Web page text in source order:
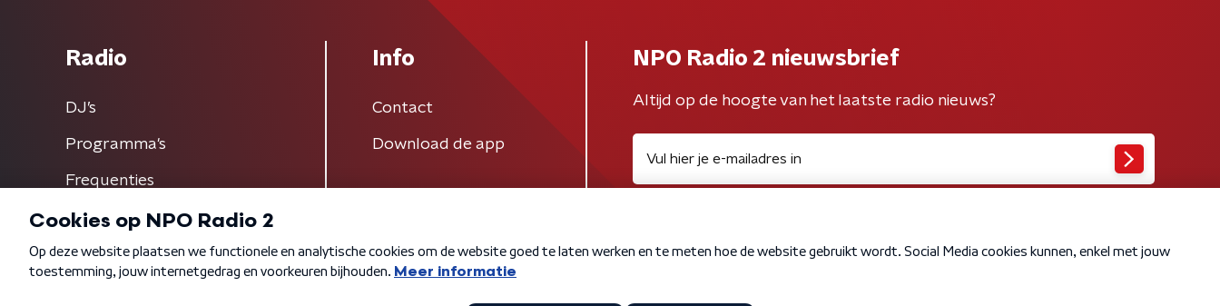
Radio
DJ’s
Programma's
Frequenties
Info
Contact
Download de app
NPO Radio 2 nieuwsbrief
Altijd op de hoogte van het laatste radio nieuws?
Algemene voorwaarden Privacybeleid